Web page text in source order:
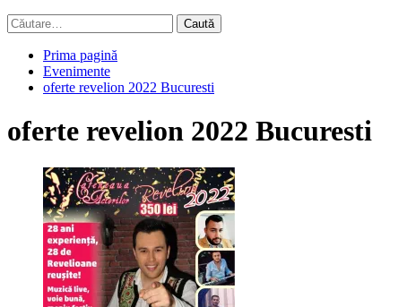
Caută
după:
Prima pagină
Evenimente
oferte revelion 2022 Bucuresti
oferte revelion 2022 Bucuresti